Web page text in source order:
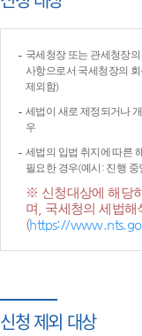
국세청장 또는 관세청장
사항으로서 국세청장의
제외함)
세법이 새로 제정되거나
우
세법의 입법 취지에 따른
필요한 경우(예시: 진행
※ 신청대상에 해당
며, 국세청의 세법해
(https://
신청 제외 대상